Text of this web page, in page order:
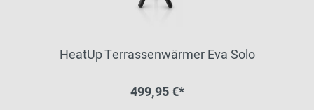
HeatUp Terrassenwärmer Eva Solo
499,95 €*